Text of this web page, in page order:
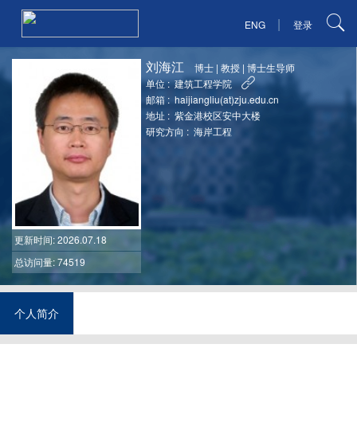
ENG | 登录
更新时间: 2026.07.18
总访问量: 74519
刘海江 博士 |教授 |博士生导师
单位 : 建筑工程学院
邮箱 : haijiangliu(at)zju.edu.cn
地址 : 紫金港校区安中大楼
研究方向 : 海岸工程
个人简介